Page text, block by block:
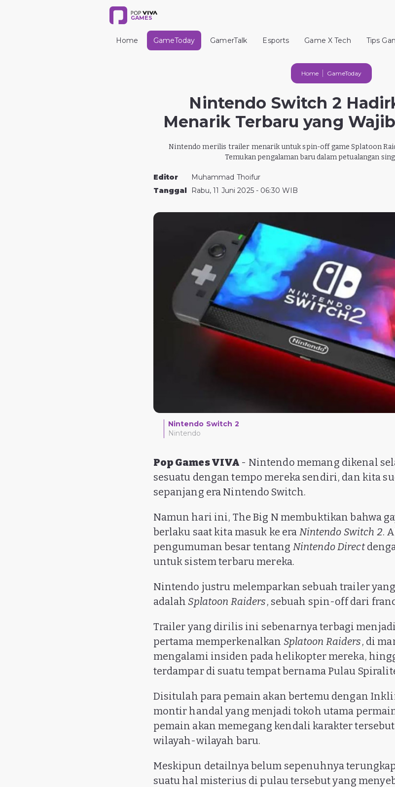
GAMES
Home GameToday GamerTalk Esports Game X Tech Tips
Home GameToday
Nintendo Switch 2
Menarik Terbaru yang
Nintendo merilis trailer menarik untuk spin-off game Splatoon
Temukan pengalaman baru dalam petualangan
Editor
Muhammad Thoifur
Tanggal
Rabu, 11 Juni 2025 - 06:30 WIB
Nintendo Switch 2
Nintendo
Pop Games VIVA - Nintendo memang dikenal
sesuatu dengan tempo mereka sendiri, dan kita
sepanjang era Nintendo Switch.
Namun hari ini, The Big N membuktikan bahwa
berlaku saat kita masuk ke era Nintendo Switch 2.
pengumuman besar tentang Nintendo Direct
untuk sistem terbaru mereka.
Nintendo justru melemparkan sebuah trailer
adalahSplatoon Raiders, sebuah spin-off dari
Trailer yang dirilis ini sebenarnya terbagi menjadi
pertama memperkenalkan Splatoon Raiders, di
mengalami insiden pada helikopter mereka,
terdampar di suatu tempat bernama Pulau
Disitulah para pemain akan bertemu dengan
montir handal yang menjadi tokoh utama
pemain akan memegang kendali karakter
wilayah-wilayah baru.
Meskipun detailnya belum sepenuhnya
suatu hal misterius di pulau tersebut yang